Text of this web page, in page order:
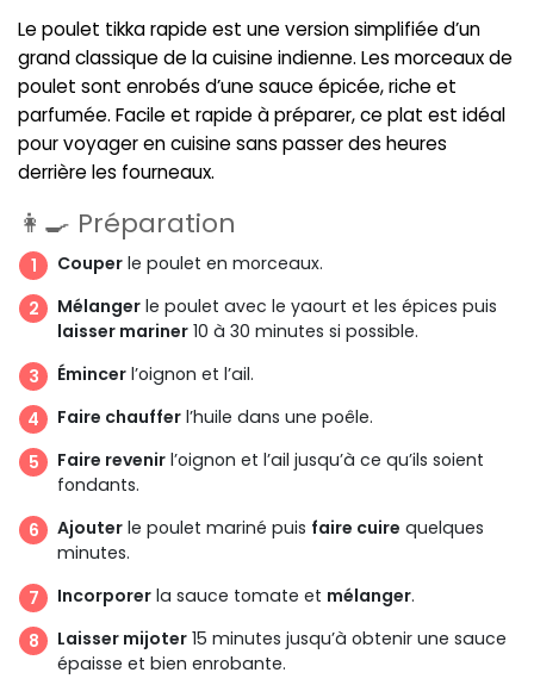
Le poulet tikka rapide est une version simplifiée d’un
grand classique de la cuisine indienne. Les morceaux de
poulet sont enrobés d’une sauce épicée, riche et
parfumée. Facile et rapide à préparer, ce plat est idéal
pour voyager en cuisine sans passer des heures
derrière les fourneaux.
👩‍🍳 Préparation
Couper le poulet en morceaux.
Mélanger le poulet avec le yaourt et les épices puis
laisser mariner 10 à 30 minutes si possible.
Émincer l’oignon et l’ail.
Faire chauffer l’huile dans une poêle.
Faire revenir l’oignon et l’ail jusqu’à ce qu’ils soient
fondants.
Ajouter le poulet mariné puis faire cuire quelques
minutes.
Incorporer la sauce tomate et mélanger.
Laisser mijoter 15 minutes jusqu’à obtenir une sauce
épaisse et bien enrobante.